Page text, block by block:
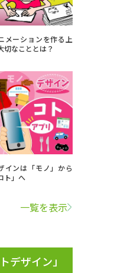
索
メーションを作る上
切なこととは？
インは「モノ」から
ト」へ
一覧を表示
デザイン」